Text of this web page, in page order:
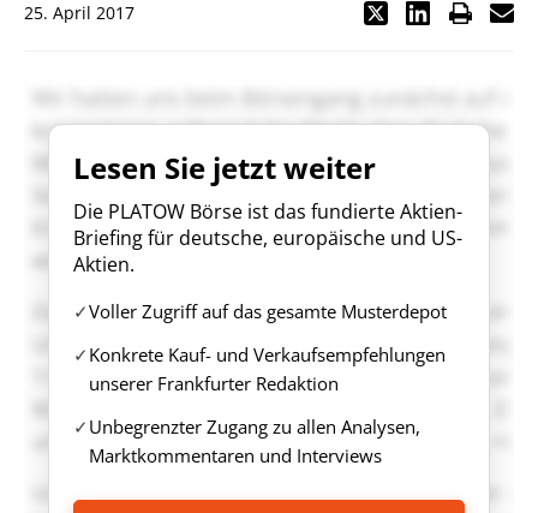
25. April 2017
Lesen Sie jetzt weiter
Die PLATOW Börse ist das fundierte Aktien-
Briefing für deutsche, europäische und US-
Aktien.
Voller Zugriff auf das gesamte Musterdepot
Konkrete Kauf- und Verkaufsempfehlungen
unserer Frankfurter Redaktion
Unbegrenzter Zugang zu allen Analysen,
Marktkommentaren und Interviews